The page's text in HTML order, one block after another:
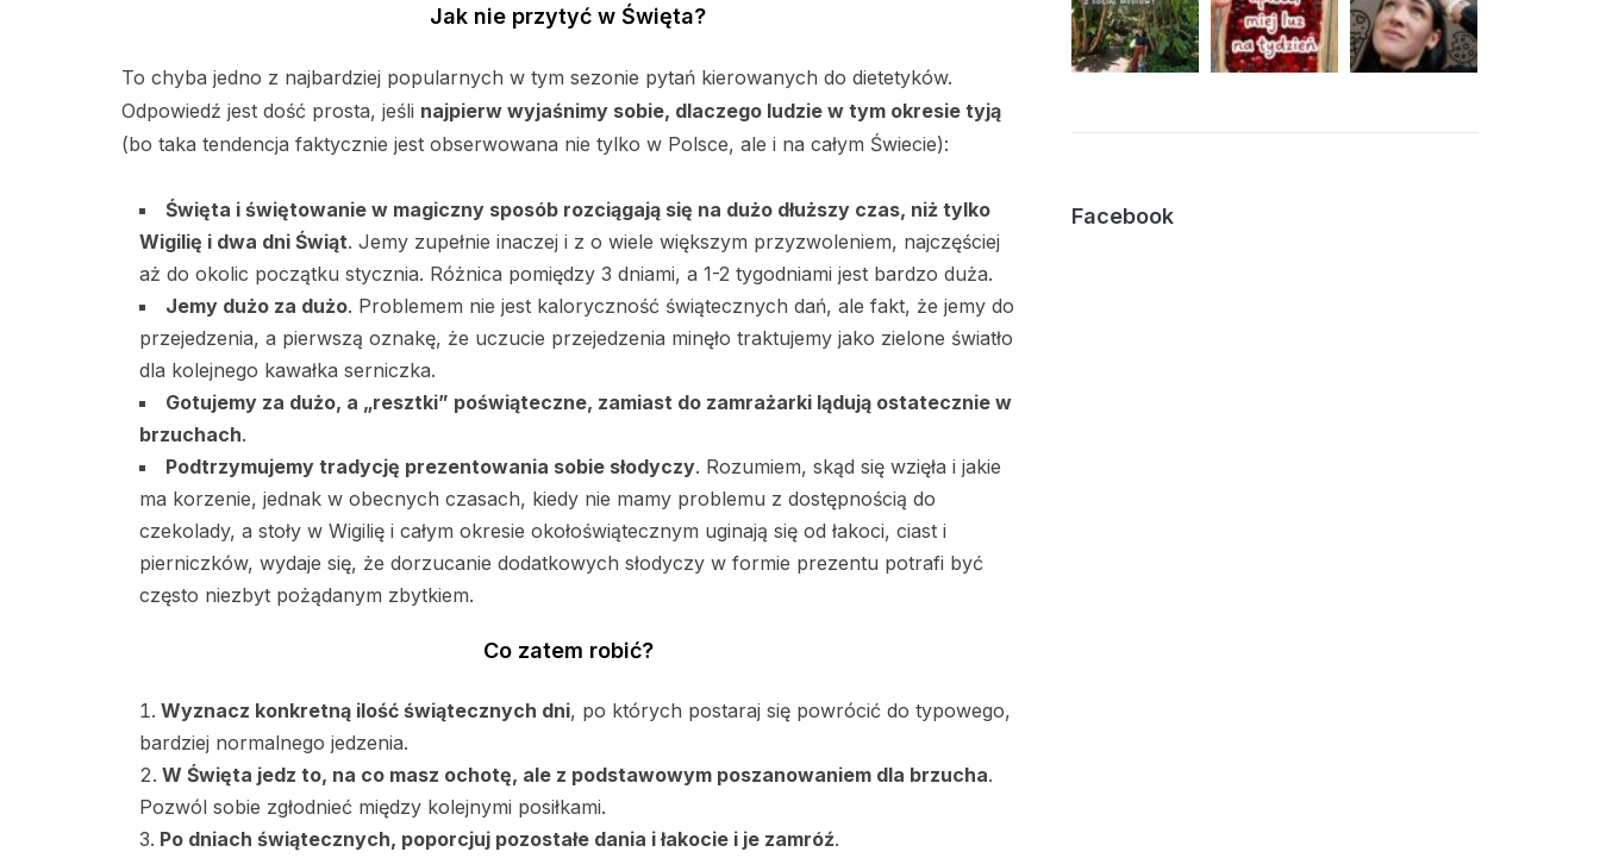
Jak nie przytyć w Święta?
To chyba jedno z najbardziej popularnych w tym sezonie pytań kierowanych do dietetyków.
Odpowiedź jest dość prosta, jeśli najpierw wyjaśnimy sobie, dlaczego ludzie w tym okresie tyją
(bo taka tendencja faktycznie jest obserwowana nie tylko w Polsce, ale i na całym Świecie):
Święta i świętowanie w magiczny sposób rozciągają się na dużo dłuższy czas, niż tylko
Wigilię i dwa dni Świąt. Jemy zupełnie inaczej i z o wiele większym przyzwoleniem, najczęściej
aż do okolic początku stycznia. Różnica pomiędzy 3 dniami, a 1-2 tygodniami jest bardzo duża.
Jemy dużo za dużo. Problemem nie jest kaloryczność świątecznych dań, ale fakt, że jemy do
przejedzenia, a pierwszą oznakę, że uczucie przejedzenia minęło traktujemy jako zielone światło
dla kolejnego kawałka serniczka.
Gotujemy za dużo, a „resztki” poświąteczne, zamiast do zamrażarki lądują ostatecznie w
brzuchach.
Podtrzymujemy tradycję prezentowania sobie słodyczy. Rozumiem, skąd się wzięła i jakie
ma korzenie, jednak w obecnych czasach, kiedy nie mamy problemu z dostępnością do
czekolady, a stoły w Wigilię i całym okresie okołoświątecznym uginają się od łakoci, ciast i
pierniczków, wydaje się, że dorzucanie dodatkowych słodyczy w formie prezentu potrafi być
często niezbyt pożądanym zbytkiem.
Co zatem robić?
Wyznacz konkretną ilość świątecznych dni, po których postaraj się powrócić do typowego,
bardziej normalnego jedzenia.
W Święta jedz to, na co masz ochotę, ale z podstawowym poszanowaniem dla brzucha.
Pozwól sobie zgłodnieć między kolejnymi posiłkami.
Po dniach świątecznych, poporcjuj pozostałe dania i łakocie i je zamróź.
Facebook